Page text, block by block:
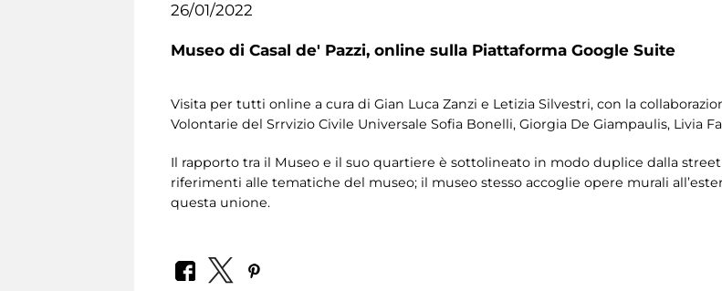
26/01/2022
Museo di Casal de' Pazzi, online sulla Piattaforma Google Suite
Visita per tutti online a cura di Gian Luca Zanzi e Letizia Silvestri, con la
Volontarie del Srrvizio Civile Universale Sofia Bonelli, Giorgia De Giampaulis, Livia
Il rapporto tra il Museo e il suo quartiere è sottolineato in modo duplice dalla
riferimenti alle tematiche del museo; il museo stesso accoglie opere murali
questa unione.